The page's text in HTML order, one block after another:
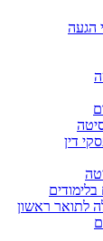
הגעה
דין
בלימודים
לתואר ראשון